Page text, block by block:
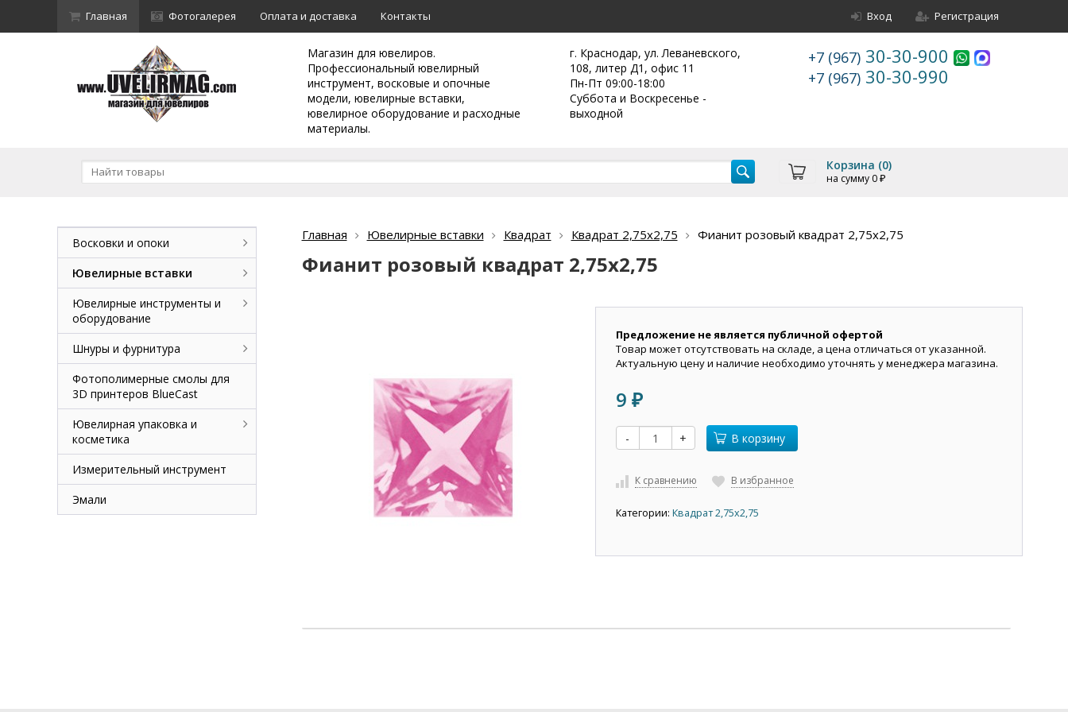
Главная Фотогалерея Оплата и доставка Контакты Вход Регистрация
Магазин для ювелиров.
Профессиональный ювелирный
инструмент, восковые и опочные
модели, ювелирные вставки,
ювелирное оборудование и расходные
материалы.
г. Краснодар, ул. Леваневского,
108, литер Д1, офис 11
Пн-Пт 09:00-18:00
Суббота и Воскресенье -
выходной
+7 (967) 30-30-900
+7 (967) 30-30-990
Корзина (0)
на сумму 0 ₽
Главная Ювелирные вставки Квадрат Квадрат 2,75х2,75 Фианит розовый квадрат 2,75х2,75
Фианит розовый квадрат 2,75х2,75
Предложение не является публичной офертой
Товар может отсутствовать на складе, а цена отличаться от указанной.
Актуальную цену и наличие необходимо уточнять у менеджера магазина.
9 ₽
- + В корзину
К сравнению В избранное
Категории: Квадрат 2,75х2,75
Восковки и опоки
Ювелирные вставки
Ювелирные инструменты и
оборудование
Шнуры и фурнитура
Фотополимерные смолы для
3D принтеров BlueCast
Ювелирная упаковка и
косметика
Измерительный инструмент
Эмали